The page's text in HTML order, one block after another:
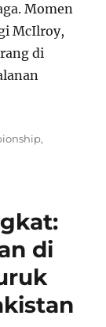
Momen
McIlroy,
di
,
di